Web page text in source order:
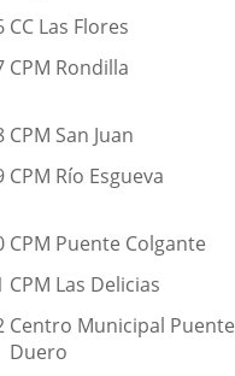
CC Las Flores
CPM Rondilla
CPM San Juan
CPM Río Esgueva
CPM Puente Colgante
CPM Las Delicias
Centro Municipal Puente
Duero